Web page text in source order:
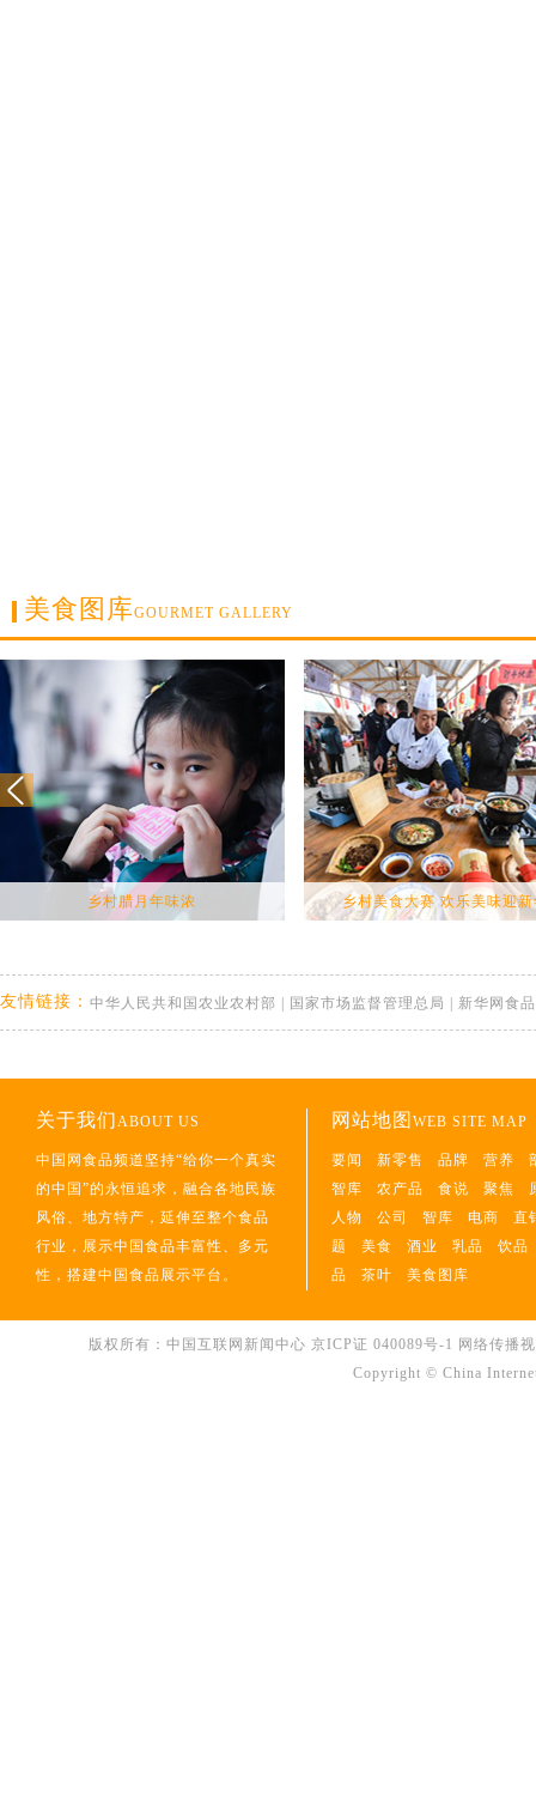
美食图库GOURMET GALLERY
乡村腊月年味浓 乡村美食大赛 欢乐美味迎
友情链接： 中华人民共和国农业农村部 国家市场监督管理总局 新华网食品
关于我们ABOUT US
中国网食品频道坚持“给你一个真实
的中国”的永恒追求，融合各地民族
风俗、地方特产，延伸至整个食品
行业，展示中国食品丰富性、多元
性，搭建中国食品展示平台。
网站地图 WEB SITE MAP
要闻 新零售 品牌 营养
智库
农产品 食说 聚焦
人物
公司 智库 电商
直
题
美食 酒业 乳品
饮品
品
茶叶 美食图库
版权所有：中国互联网新闻中心 京ICP证 040089号-1 网络传播
Copyright © China